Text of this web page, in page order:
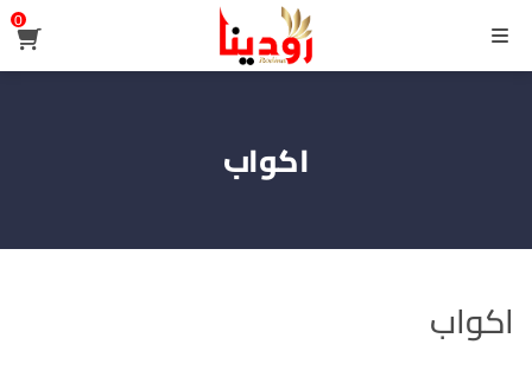
القائمة
0
اكواب
اكواب